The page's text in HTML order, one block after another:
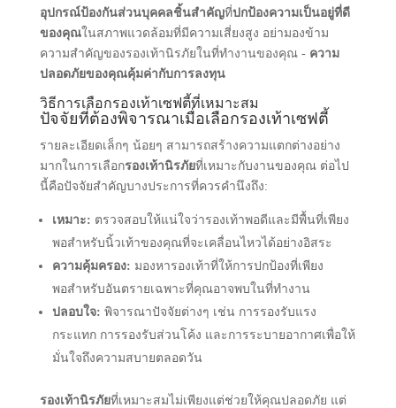
อุปกรณ์ป้องกันส่วนบุคคลชิ้นสําคัญที่ปกป้องความเป็นอยู่ที่ดี
ของคุณในสภาพแวดล้อมที่มีความเสี่ยงสูง อย่ามองข้าม
ความสําคัญของรองเท้านิรภัยในที่ทํางานของคุณ - ความ
ปลอดภัยของคุณคุ้มค่ากับการลงทุน
วิธีการเลือกรองเท้าเซฟตี้ที่เหมาะสม
ปัจจัยที่ต้องพิจารณาเมื่อเลือกรองเท้าเซฟตี้
รายละเอียดเล็กๆ น้อยๆ สามารถสร้างความแตกต่างอย่าง
มากในการเลือกรองเท้านิรภัยที่เหมาะกับงานของคุณ ต่อไป
นี้คือปัจจัยสําคัญบางประการที่ควรคํานึงถึง:
เหมาะ: ตรวจสอบให้แน่ใจว่ารองเท้าพอดีและมีพื้นที่เพียง
พอสําหรับนิ้วเท้าของคุณที่จะเคลื่อนไหวได้อย่างอิสระ
ความคุ้มครอง: มองหารองเท้าที่ให้การปกป้องที่เพียง
พอสําหรับอันตรายเฉพาะที่คุณอาจพบในที่ทํางาน
ปลอบใจ: พิจารณาปัจจัยต่างๆ เช่น การรองรับแรง
กระแทก การรองรับส่วนโค้ง และการระบายอากาศเพื่อให้
มั่นใจถึงความสบายตลอดวัน
รองเท้านิรภัยที่เหมาะสมไม่เพียงแต่ช่วยให้คุณปลอดภัย แต่